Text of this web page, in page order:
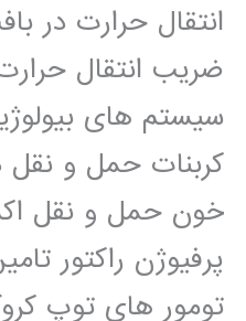
انتقال حرارت در
ضریب انتقال
سیستم های
کربنات حمل و
خون حمل و نقل
پرفیوژن راکتور
تومور های توپ